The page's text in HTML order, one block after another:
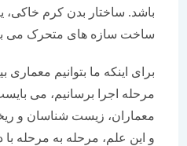
باشد. ساختار بدن کرم خاکی، یکی از
ساخت سازه های متحرک می باشد.
برای اینکه ما بتوانیم معماری
معماران، زیست شناسان و ریخت
و این علم، مرحله به مرحله با